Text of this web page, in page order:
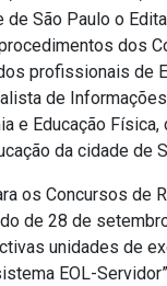
de São Paulo o
dos
profissionais de
de
e Educação Física,
da cidade de
os Concursos de
de 28 de
unidades de
EOL-